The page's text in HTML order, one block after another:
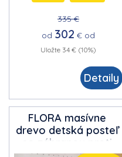
335 €
od 302 € od
Uložte 34 € (10%)
Detaily
FLORA masívne
drevo detská posteľ
so zábranou proti